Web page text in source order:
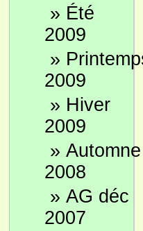
» Été
2009
»
2009
» Hiver
2009
» Automne
2008
» AG déc
2007